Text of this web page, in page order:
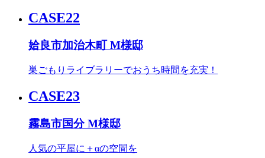
CASE22
姶良市加治木町 M様邸
巣ごもりライブラリーでおうち時間を充実！
CASE23
霧島市国分 M様邸
人気の平屋に＋αの空間を